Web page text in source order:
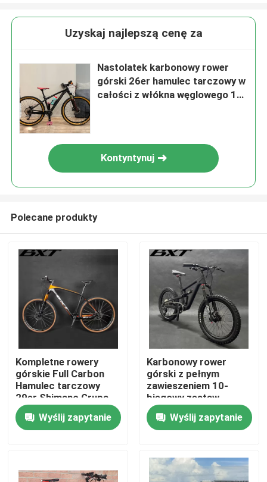
Do domu
O nas
Uzyskaj najlepszą cenę za
Nastolatek karbonowy rower
górski 26er hamulec tarczowy w
całości z włókna węglowego 11
Kontyntynuj
Polecane produkty
Kompletne rowery
górskie Full Carbon
Hamulec tarczowy
29er Shimano Grupa
11 biegów
Wyślij zapytanie
Karbonowy rower
górski z pełnym
zawieszeniem 10-
biegowy zestaw
grupowy Shimano dla
dzieciWyślij zapytanie